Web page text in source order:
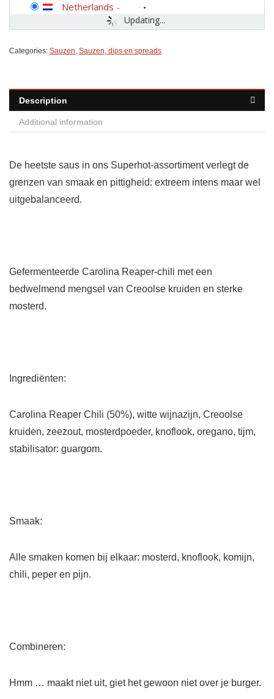
Updating...
Netherlands -
Categories: Sauzen, Sauzen, dips en spreads
Description
Additional information
De heetste saus in ons Superhot-assortiment verlegt de
grenzen van smaak en pittigheid: extreem intens maar wel
uitgebalanceerd.
Gefermenteerde Carolina Reaper-chili met een
bedwelmend mengsel van Creoolse kruiden en sterke
mosterd.
Ingrediënten:
Carolina Reaper Chili (50%), witte wijnazijn, Creoolse
kruiden, zeezout, mosterdpoeder, knoflook, oregano, tijm,
stabilisator: guargom.
Smaak:
Alle smaken komen bij elkaar: mosterd, knoflook, komijn,
chili, peper en pijn.
Combineren:
Hmm … maakt niet uit, giet het gewoon niet over je burger.